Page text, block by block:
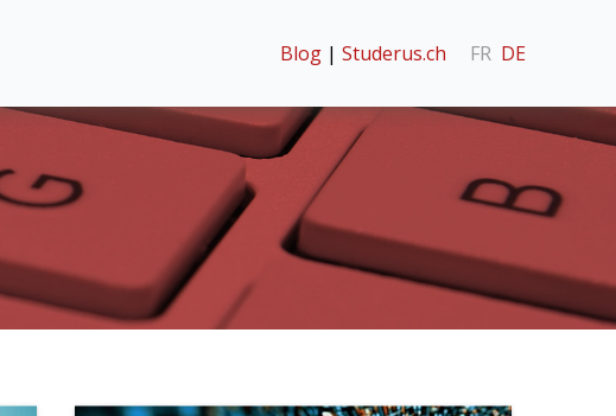
Blog | Studerus.ch FR DE